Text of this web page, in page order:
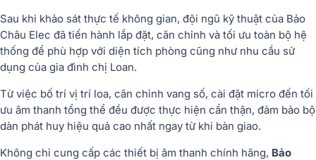
Sau khi khảo sát thực tế không gian, đội ngũ kỹ thuật của Bảo
Châu Elec đã tiến hành lắp đặt, căn chỉnh và tối ưu toàn bộ hệ
thống để phù hợp với diện tích phòng cũng như nhu cầu sử
dụng của gia đình chị Loan.
Từ việc bố trí vị trí loa, cân chỉnh vang số, cài đặt micro đến tối
ưu âm thanh tổng thể đều được thực hiện cẩn thận, đảm bảo bộ
dàn phát huy hiệu quả cao nhất ngay từ khi bàn giao.
Không chỉ cung cấp các thiết bị âm thanh chính hãng, Bảo